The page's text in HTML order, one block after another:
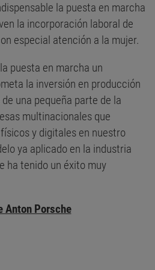
la puesta en marcha
la incorporación laboral de
especial atención a la mujer.
puesta en marcha un
la inversión en producción
una pequeña parte de la
multinacionales que
y digitales en nuestro
ya aplicado en la industria
ha tenido un éxito muy
Anton Porsche